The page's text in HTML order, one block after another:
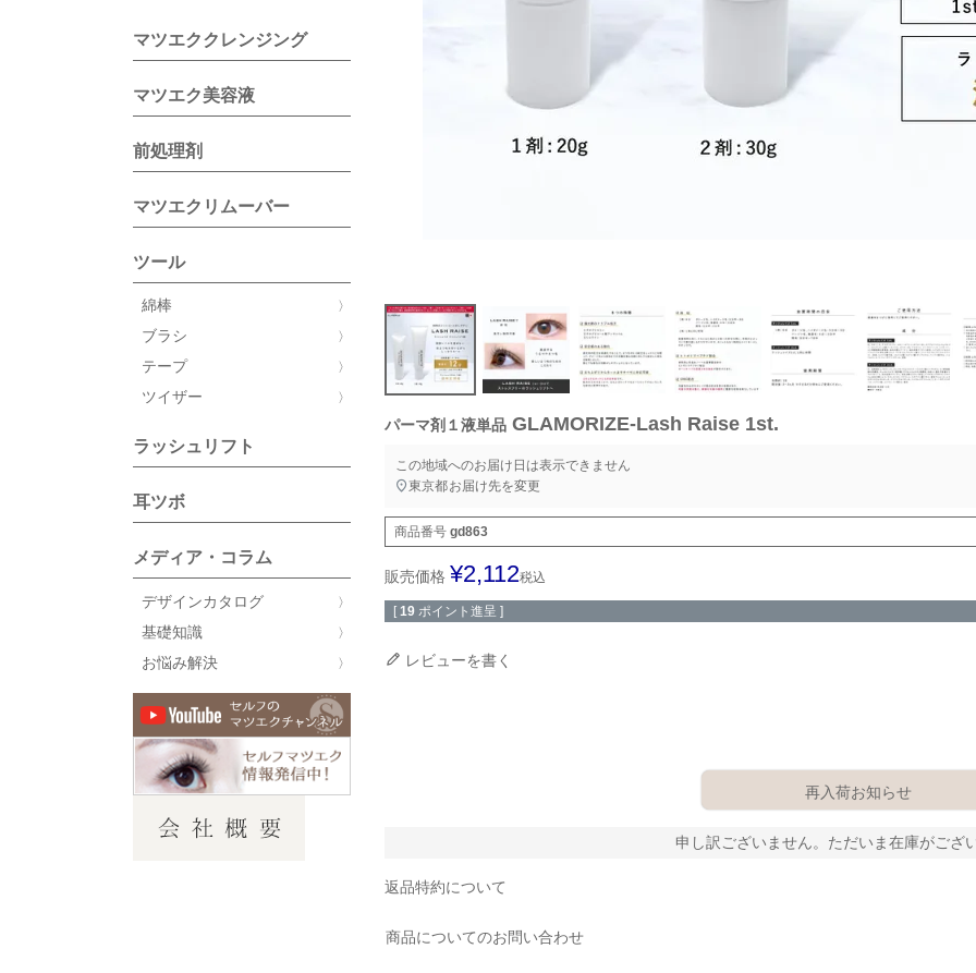
マツエククレンジング
マツエク美容液
前処理剤
マツエクリムーバー
ツール
綿棒
ブラシ
テープ
ツイザー
ラッシュリフト
耳ツボ
メディア・コラム
デザインカタログ
基礎知識
お悩み解決
パーマ剤１液単品 GLAMORIZE-Lash Raise 1st.
この地域へのお届け日は表示できません
東京都お届け先を変更
商品番号 gd863
販売価格 ¥2,112税込
[ 19 ポイント進呈 ]
レビューを書く
再入荷お知らせ
申し訳ございません。ただいま在庫がござ
返品特約について
商品についてのお問い合わせ